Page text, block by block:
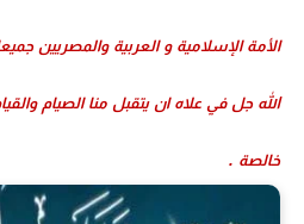
الأمة الإسلامية و العربية والمصريين
الله جل في علاه ان يتقبل منا الصيام
خالصة .